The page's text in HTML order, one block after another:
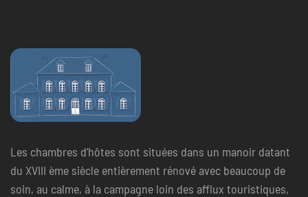
Les chambres d’hôtes sont situées dans un manoir datant
du XVIII ème siècle entièrement rénové avec beaucoup de
soin, au calme, à la campagne loin des afflux touristiques,